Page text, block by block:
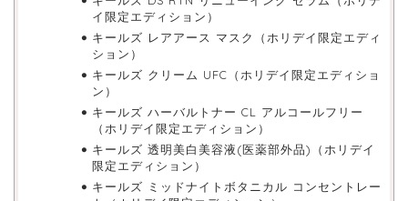
イ限定エディション）
キールズ レアアース マスク（ホリデイ限定エディ
ション）
キールズ クリーム UFC（ホリデイ限定エディショ
ン）
キールズ ハーバルトナー CL アルコールフリー
（ホリデイ限定エディション）
キールズ 透明美白美容液(医薬部外品)（ホリデイ
限定エディション）
キールズ ミッドナイトボタニカル コンセントレー